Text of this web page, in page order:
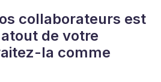
collaborateurs est
de votre
la comme